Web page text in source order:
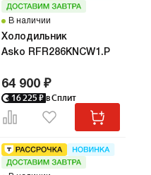
В наличии
Холодильник
Asko RFR286KNCW1.P
64 900 ₽
16 225 ₽ в Сплит